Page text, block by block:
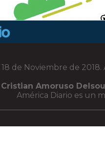
de Noviembre de
Cristian Amoruso
América Diario es un